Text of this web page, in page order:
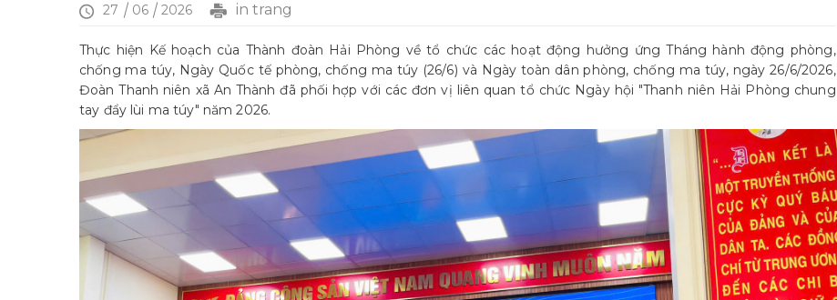
27 06 2026 in trang
Thực hiện Kế hoạch của Thành đoàn Hải Phòng về tổ chức các hoạt động hưởng ứng Tháng hành động phòng,
chống ma túy, Ngày Quốc tế phòng, chống ma túy (26/6) và Ngày toàn dân phòng, chống ma túy, ngày 26/6/2026,
Đoàn Thanh niên xã An Thành đã phối hợp với các đơn vị liên quan tổ chức Ngày hội "Thanh niên Hải Phòng chung
tay đẩy lùi ma túy" năm 2026.